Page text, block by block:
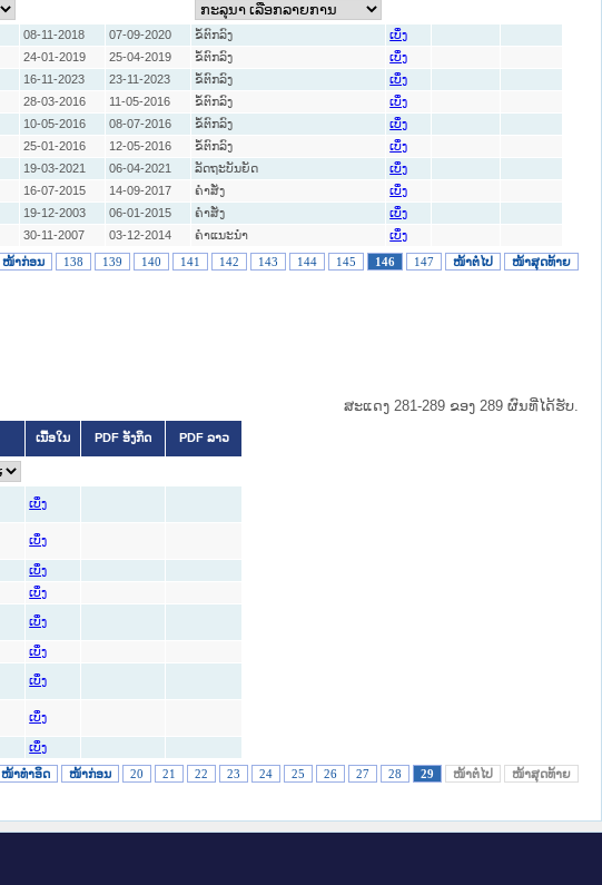
08-11-2018 07-09-2020 ຂໍ້ຕົກລົງ ເບິ່ງ
24-01-2019 25-04-2019 ຂໍ້ຕົກລົງ ເບິ່ງ
16-11-2023 23-11-2023 ຂໍ້ຕົກລົງ ເບິ່ງ
28-03-2016 11-05-2016 ຂໍ້ຕົກລົງ ເບິ່ງ
10-05-2016 08-07-2016 ຂໍ້ຕົກລົງ ເບິ່ງ
25-01-2016 12-05-2016 ຂໍ້ຕົກລົງ ເບິ່ງ
19-03-2021 06-04-2021 ລັດຖະບັນຍັດ ເບິ່ງ
16-07-2015 14-09-2017 ຄໍາສັ່ງ ເບິ່ງ
19-12-2003 06-01-2015 ຄໍາສັ່ງ ເບິ່ງ
30-11-2007 03-12-2014 ຄໍາແນະນໍາ ເບິ່ງ
ໜ້າກ່ອນ 138 139 140 141 142 143 144 145 146 147 ໜ້າຕໍ່ໄປ ໜ້າສຸດທ້າຍ
ສະແດງ 281-289 ຂອງ 289 ຜົນທີ່ໄດ້ຮັບ.
ເນື້ອໃນ PDF ອັງກິດ PDF ລາວ
ເບິ່ງ
ເບິ່ງ
ເບິ່ງ
ເບິ່ງ
ເບິ່ງ
ເບິ່ງ
ເບິ່ງ
ເບິ່ງ
ເບິ່ງ
ໜ້າທໍາອິດ ໜ້າກ່ອນ 20 21 22 23 24 25 26 27 28 29 ໜ້າຕໍ່ໄປ ໜ້າສຸດທ້າຍ